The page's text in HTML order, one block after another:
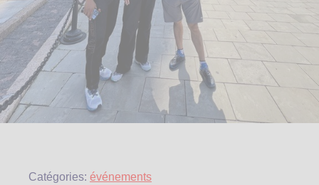
Catégories: événements